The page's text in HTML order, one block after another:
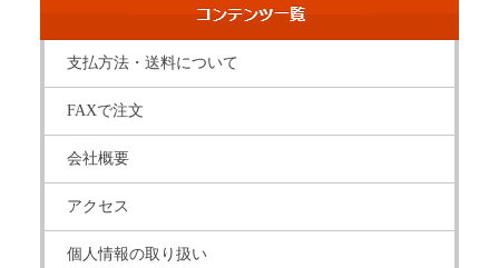
支払方法・送料について
FAXで注文
会社概要
アクセス
個人情報の取り扱い